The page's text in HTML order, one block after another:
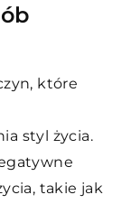
które
styl życia.
takie jak